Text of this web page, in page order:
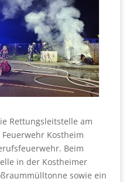
Rettungsleitstelle am
Kostheim
Beim
in der Kostheimer
sowie ein